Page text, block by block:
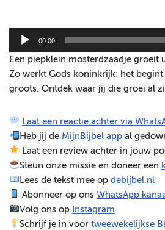
d
i
o
p
e
l
e
r
00:00
Een piepklein mosterdzaadje groeit
Zo werkt Gods koninkrijk: het
groots. Ontdek waar jij die groei al
Laat een reactie achter via
Heb jij de MijnBijbel app al
Laat een review achter in jouw
Steun onze missie en doneer een
Lees de tekst mee opdebijbel.nl
Abonneer op onsWhatsApp
Volg ons op Instagram
Schrijf je in voortweewekelijkse